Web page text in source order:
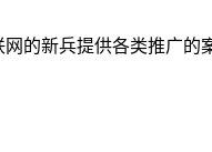
的新兵提供各类推广的